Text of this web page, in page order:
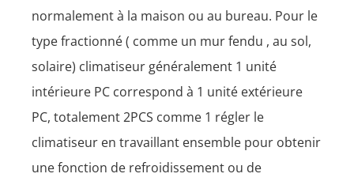
normalement à la maison ou au bureau. Pour le
type fractionné ( comme un mur fendu , au sol,
solaire) climatiseur généralement 1 unité
intérieure PC correspond à 1 unité extérieure
PC, totalement 2PCS comme 1 régler le
climatiseur en travaillant ensemble pour obtenir
une fonction de refroidissement ou de